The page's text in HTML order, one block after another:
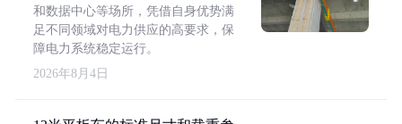
和数据中心等场所，凭借自身优势满
足不同领域对电力供应的高要求，保
障电力系统稳定运行。
2026年8月4日